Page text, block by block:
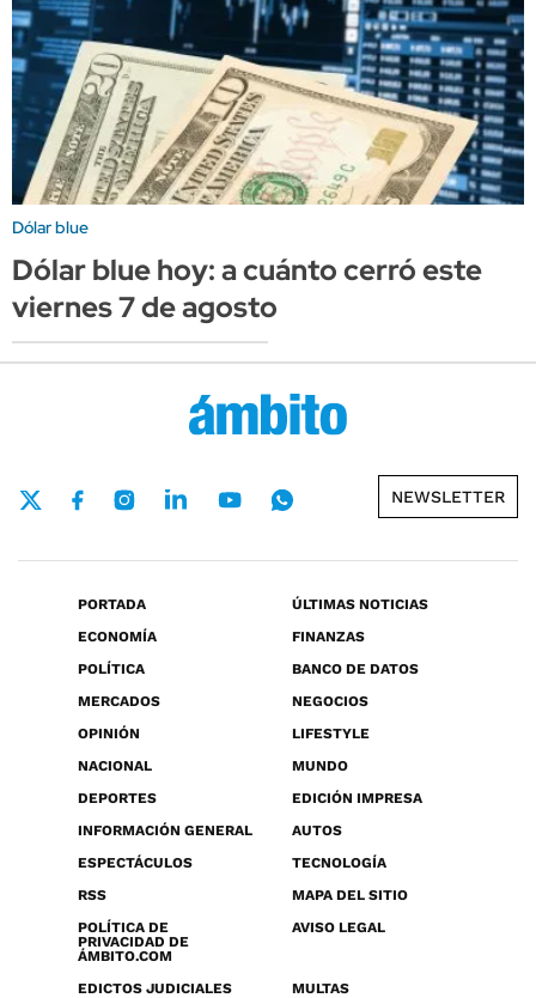
Dólar blue
Dólar blue hoy: a cuánto cerró este
viernes 7 de agosto
NEWSLETTER
PORTADA
ÚLTIMAS NOTICIAS
ECONOMÍA
FINANZAS
POLÍTICA
BANCO DE DATOS
MERCADOS
NEGOCIOS
OPINIÓN
LIFESTYLE
NACIONAL
MUNDO
DEPORTES
EDICIÓN IMPRESA
INFORMACIÓN GENERAL
AUTOS
ESPECTÁCULOS
TECNOLOGÍA
RSS
MAPA DEL SITIO
POLÍTICA DE
PRIVACIDAD DE
ÁMBITO.COM
AVISO LEGAL
EDICTOS JUDICIALES MULTAS